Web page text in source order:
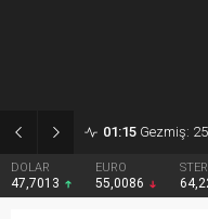
01:15 Gezmiş:
DOLAR
47,7013
EURO
55,0086